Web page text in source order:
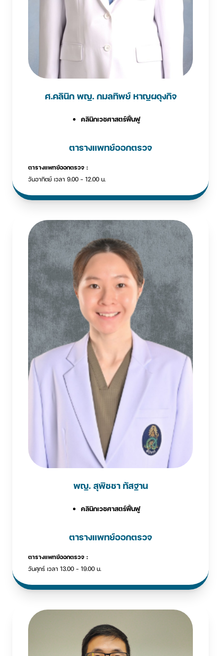
ศ.คลินิก พญ. กมลทิพย์ หาญผดุงกิจ
คลินิกเวชศาสตร์ฟื้นฟู
ตารางแพทย์ออกตรวจ
ตารางแพทย์ออกตรวจ :
วันอาทิตย์ เวลา 9.00 - 12.00 น.
พญ. สุพิชชา ทัสฐาน
คลินิกเวชศาสตร์ฟื้นฟู
ตารางแพทย์ออกตรวจ
ตารางแพทย์ออกตรวจ :
วันศุกร์ เวลา 13.00 - 19.00 น.